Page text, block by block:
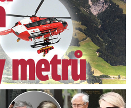
Rozbrečeli i dceru